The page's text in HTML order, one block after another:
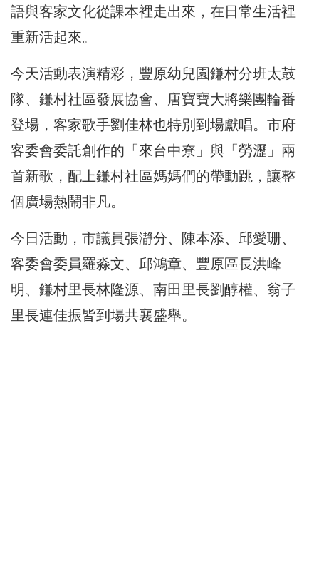
語與客家文化從課本裡走出來，在日常生活裡
重新活起來。
今天活動表演精彩，豐原幼兒園鎌村分班太鼓
隊、鎌村社區發展協會、唐寶寶大將樂團輪番
登場，客家歌手劉佳林也特別到場獻唱。市府
客委會委託創作的「來台中尞」與「勞瀝」兩
首新歌，配上鎌村社區媽媽們的帶動跳，讓整
個廣場熱鬧非凡。
今日活動，市議員張瀞分、陳本添、邱愛珊、
客委會委員羅淼文、邱鴻章、豐原區長洪峰
明、鎌村里長林隆源、南田里長劉醇權、翁子
里長連佳振皆到場共襄盛舉。